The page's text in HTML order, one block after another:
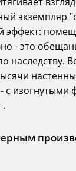
экземпляр
эффект:
- это
наследству.
с изогнутыми